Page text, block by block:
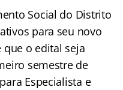
Social do Distrito
para seu novo
que o edital seja
semestre de
Especialista e